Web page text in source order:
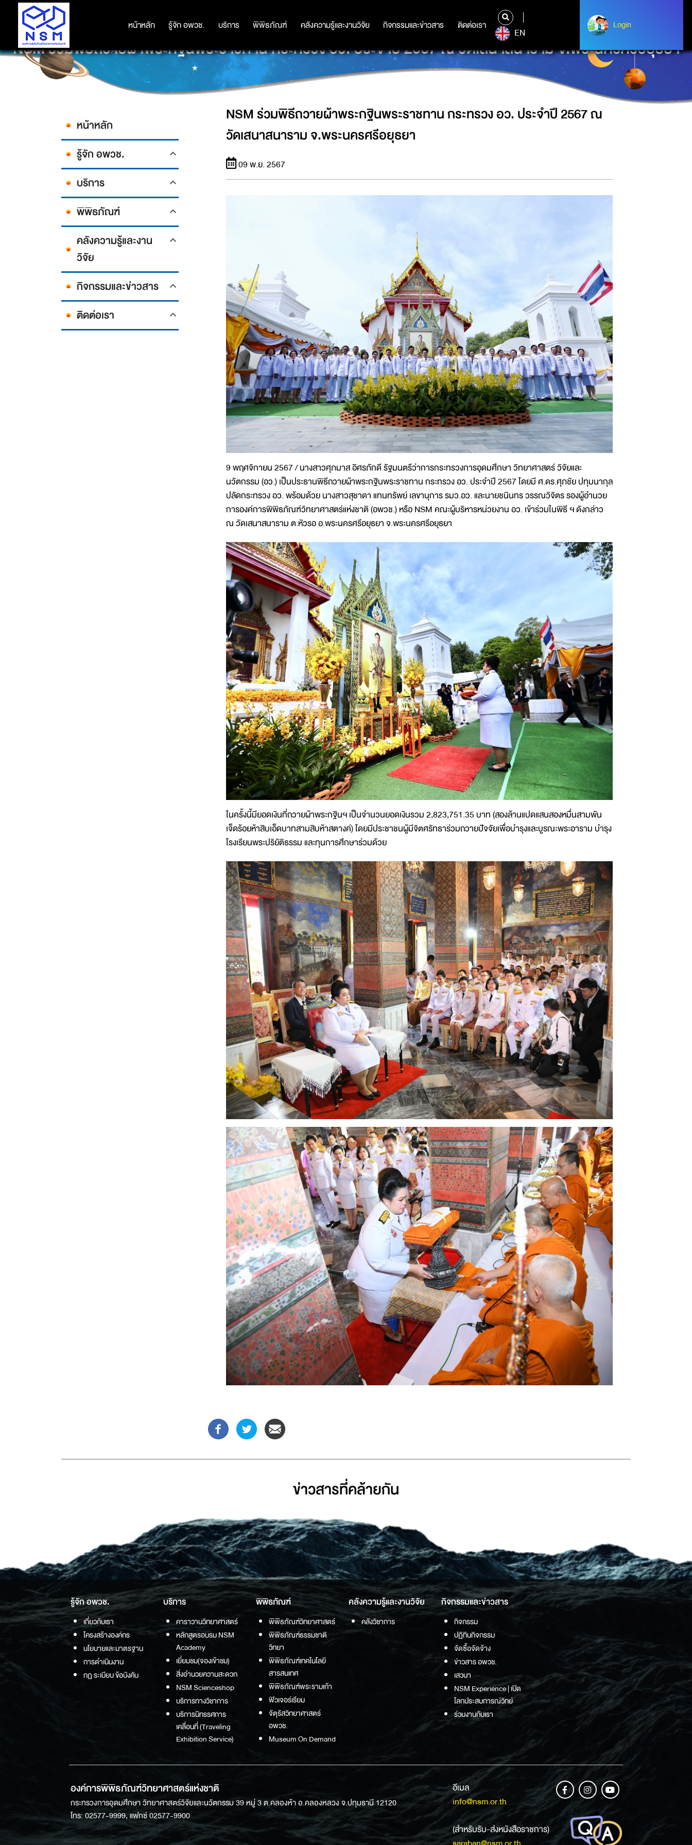
หน้าหลัก รู้จัก อพวช. บริการ พิพิธภัณฑ์ คลังความรู้และงานวิจัย กิจกรรมและข่าวสาร ติดต่อเรา
หน้าหลัก รู้จัก อพวช. บริการ พิพิธภัณฑ์ คลังความรู้และงานวิจัย กิจกรรมและข่าวสาร ติดต่อเรา
EN
Login
Login
NSM ร่วมพิธีถวายผ้าพระกฐินพระราชทาน กระทรวง อว. ประจำปี 2567 ณ วัดเสนาสนาราม จ.พระนครศรีอยุธยา
หน้าหลัก
รู้จัก อพวช.
บริการ
พิพิธภัณฑ์
คลังความรู้และงาน
วิจัย
กิจกรรมและข่าวสาร
ติดต่อเรา
NSM ร่วมพิธีถวายผ้าพระกฐินพระราชทาน กระทรวง อว. ประจำปี 2567 ณ
วัดเสนาสนาราม จ.พระนครศรีอยุธยา
09 พ.ย. 2567
9 พฤศจิกายน 2567 / นางสาวศุภมาส อิศรภักดี รัฐมนตรีว่าการกระทรวงการอุดมศึกษา วิทยาศาสตร์ วิจัยและ
นวัตกรรม (อว.) เป็นประธานพิธีถวายผ้าพระกฐินพระราชทาน กระทรวง อว. ประจำปี 2567 โดยมี ศ.ดร.ศุภชัย ปทุมนากุล
ปลัดกระทรวง อว. พร้อมด้วย นางสาวสุชาดา แทนทรัพย์ เลขานุการ รมว.อว. และนายชนินทร วรรณวิจิตร รองผู้อำนวย
การองค์การพิพิธภัณฑ์วิทยาศาสตร์แห่งชาติ (อพวช.) หรือ NSM คณะผู้บริหารหน่วยงาน อว. เข้าร่วมในพิธี ฯ ดังกล่าว
ณ วัดเสนาสนาราม ต.หัวรอ อ.พระนครศรีอยุธยา จ.พระนครศรีอยุธยา
ในครั้งนี้มียอดเงินที่ถวายผ้าพระกฐินฯ เป็นจำนวนยอดเงินรวม 2,823,751.35 บาท (สองล้านแปดแสนสองหมื่นสามพัน
เจ็ดร้อยห้าสิบเอ็ดบาทสามสิบห้าสตางค์) โดยมีประชาชนผู้มีจิตศรัทธาร่วมถวายปัจจัยเพื่อบำรุงและบูรณะพระอาราม บำรุง
โรงเรียนพระปริยัติธรรม และทุนการศึกษาร่วมด้วย
ข่าวสารที่่คล้ายกัน
รู้จัก อพวช.
เกี่ยวกับเรา
โครงสร้างองค์กร
นโยบายและมาตรฐาน
การดำเนินงาน
กฏ ระเบียบ ข้อบังคับ
บริการ
คาราวานวิทยาศาสตร์
หลักสูตรอบรม NSM
Academy
เยี่ยมชม(จองเข้าชม)
สิ่งอำนวยความสะดวก
NSM Scienceshop
บริการทางวิชาการ
บริการนิทรรศการ
เคลื่อนที่ (Traveling
Exhibition Service)
พิพิธภัณฑ์
พิพิธภัณฑ์วิทยาศาสตร์
พิพิธภัณฑ์ธรรมชาติ
วิทยา
พิพิธภัณฑ์เทคโนโลยี
สารสนเทศ
พิพิธภัณฑ์พระรามเก้า
ฟิวเจอร์เรียม
จัตุรัสวิทยาศาสตร์
อพวช.
Museum On Demand
คลังความรู้และงานวิจัย
คลังวิชาการ
กิจกรรมและข่าวสาร
กิจกรรม
ปฏิทินกิจกรรม
จัดซื้อจัดจ้าง
ข่าวสาร อพวช.
เสวนา
NSM Experience | เปิด
โลกประสบการณ์วิทย์
ร่วมงานกับเรา
องค์การพิพิธภัณฑ์วิทยาศาสตร์แห่งชาติ
กระทรวงการอุดมศึกษา วิทยาศาสตร์วิจัยและนวัตกรรม 39 หมู่ 3 ต.คลองห้า อ.คลองหลวง จ.ปทุมธานี 12120
โทร: 02577-9999, แฟกซ์ 02577-9900
อีเมล
info@nsm.or.th
(สำหรับรับ-ส่งหนังสือราชการ)